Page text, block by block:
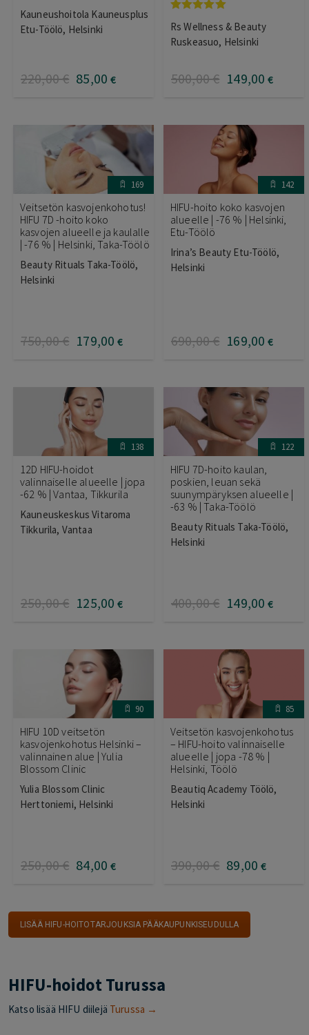
tuotteesta:
5.00/ 5
Kauneushoitola Kauneusplus
Etu-Töölö, Helsinki
220,00€ 85,00 €
tuotteesta:
5.00/ 5
Rs Wellness & Beauty
Ruskeasuo, Helsinki
500,00€ 149,00 €
169
Veitsetön kasvojenkohotus!
HIFU 7D -hoito koko
kasvojen alueelle ja kaulalle
| -76 % | Helsinki, Taka-Töölö
Beauty Rituals Taka-Töölö,
Helsinki
750,00€ 179,00 €
142
HIFU-hoito koko kasvojen
alueelle | -76 % | Helsinki,
Etu-Töölö
Irina’s Beauty Etu-Töölö,
Helsinki
690,00€ 169,00 €
138
12D HIFU-hoidot
valinnaiselle alueelle | jopa
-62 % | Vantaa, Tikkurila
Kauneuskeskus Vitaroma
Tikkurila, Vantaa
250,00€ 125,00 €
122
HIFU 7D-hoito kaulan,
poskien, leuan sekä
suunympäryksen alueelle |
-63 % | Taka-Töölö
Beauty Rituals Taka-Töölö,
Helsinki
400,00€ 149,00 €
90
HIFU 10D veitsetön
kasvojenkohotus Helsinki –
valinnainen alue | Yulia
Blossom Clinic
Yulia Blossom Clinic
Herttoniemi, Helsinki
250,00€ 84,00 €
85
Veitsetön kasvojenkohotus
– HIFU-hoito valinnaiselle
alueelle | jopa -78 % |
Helsinki, Töölö
Beautiq Academy Töölö,
Helsinki
390,00€ 89,00 €
LISÄÄ HIFU-HOITOTARJOUKSIA PÄÄKAUPUNKISEUDULLA
HIFU-hoidot Turussa
Katso lisää HIFU diilejä Turussa →